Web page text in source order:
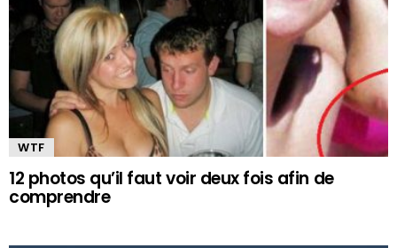
WTF
12 photos qu’il faut voir deux fois afin de
comprendre